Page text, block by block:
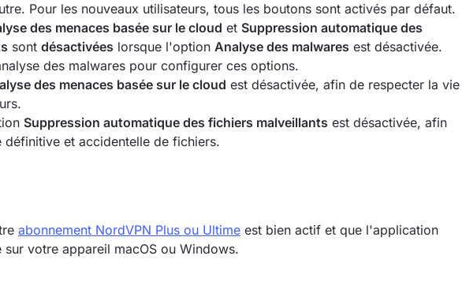
Pour les nouveaux utilisateurs, tous les boutons sont activés par défaut.
des menaces basée sur le cloud et Suppression automatique des
sont désactivées lorsque l'option Analyse des malwares est désactivée.
des malwares pour configurer ces options.
des menaces basée sur le cloud est désactivée, afin de respecter la vie
Suppression automatique des fichiers malveillants est désactivée, afin
et accidentelle de fichiers.
abonnement NordVPN Plus ou Ultime est bien actif et que l'application
sur votre appareil macOS ou Windows.